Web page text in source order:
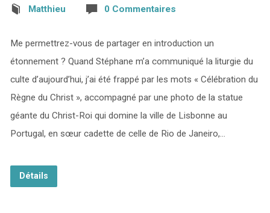
Matthieu 0 Commentaires
Me permettrez-vous de partager en introduction un
étonnement ? Quand Stéphane m’a communiqué la liturgie du
culte d’aujourd’hui, j’ai été frappé par les mots « Célébration du
Règne du Christ », accompagné par une photo de la statue
géante du Christ-Roi qui domine la ville de Lisbonne au
Portugal, en sœur cadette de celle de Rio de Janeiro,…
Détails